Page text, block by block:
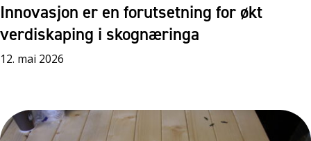
Innovasjon er en forutsetning for økt
verdiskaping i skognæringa
12. mai 2026